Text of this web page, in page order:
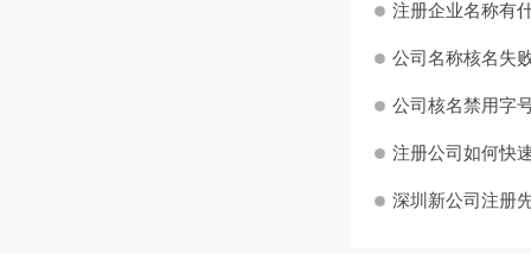
注册企业名称有
公司名称核名失
公司核名禁用字
注册公司如何快
深圳新公司注册